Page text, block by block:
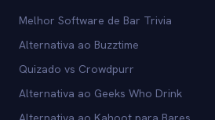
Melhor Software de Bar Trivia
Alternativa ao Buzztime
Quizado vs Crowdpurr
Alternativa ao Geeks Who Drink